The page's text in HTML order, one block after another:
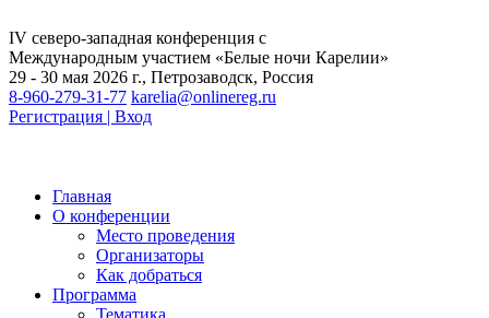
IV северо-западная конференция с
Международным участием «Белые ночи Карелии»
29 - 30 мая 2026 г., Петрозаводск, Россия
8-960-279-31-77 karelia@onlinereg.ru
Регистрация | Вход
Главная
О конференции
Место проведения
Организаторы
Как добраться
Программа
Тематика